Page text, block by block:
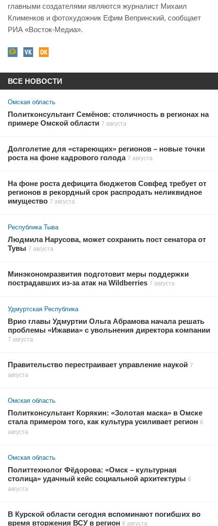
главными создателями являются журналист Михаил
Клименков и фотохудожник Ефим Вепринский, сообщает
РИА «Восток-Медиа».
ВСЕ НОВОСТИ
Омская область
Политконсультант Семёнов: столичность в регионах на
примере Омской области 7 августа
Долголетие для «стареющих» регионов – новые точки
роста на фоне кадрового голода 7 августа
На фоне роста дефицита бюджетов Совфед требует от
регионов в рекордный срок распродать неликвидное
имущество 7 августа
Республика Тыва
Людмила Нарусова, может сохранить пост сенатора от
Тувы 7 августа
Минэкономразвития подготовит меры поддержки
пострадавших из-за атак на Wildberries 7 августа
Удмуртская Республика
Врио главы Удмуртии Ольга Абрамова начала решать
проблемы «Ижавиа» с увольнения директора компании
7 августа
Правительство перестраивает управление наукой 7
августа
Омская область
Политконсультант Корякин: «Золотая маска» в Омске
стала примером того, как культура усиливает регион 6
августа
Омская область
Политтехнолог Фёдорова: «Омск – культурная
столица» удачный кейс социальной архитектуры 6
августа
В Курской области сегодня вспоминают погибших во
время вторжения ВСУ в регион 6 августа